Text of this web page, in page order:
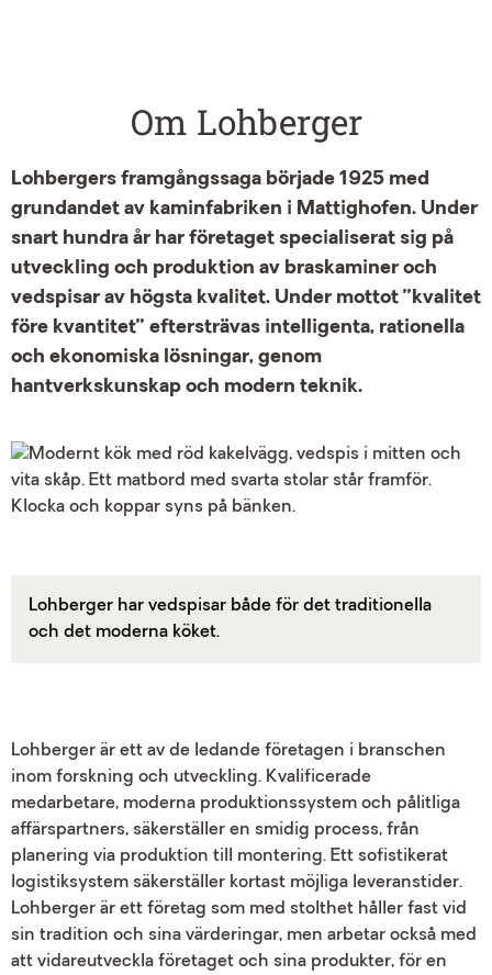
Om Lohberger
Lohbergers framgångssaga började 1925 med
grundandet av kaminfabriken i Mattighofen. Under
snart hundra år har företaget specialiserat sig på
utveckling och produktion av braskaminer och
vedspisar av högsta kvalitet. Under mottot ”kvalitet
före kvantitet” eftersträvas intelligenta, rationella
och ekonomiska lösningar, genom
hantverkskunskap och modern teknik.
Lohberger har vedspisar både för det traditionella
och det moderna köket.
Lohberger är ett av de ledande företagen i branschen
inom forskning och utveckling. Kvalificerade
medarbetare, moderna produktionssystem och pålitliga
affärspartners, säkerställer en smidig process, från
planering via produktion till montering. Ett sofistikerat
logistiksystem säkerställer kortast möjliga leveranstider.
Lohberger är ett företag som med stolthet håller fast vid
sin tradition och sina värderingar, men arbetar också med
att vidareutveckla företaget och sina produkter, för en